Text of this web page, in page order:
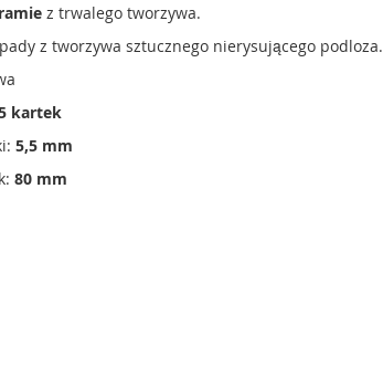
z trwalego tworzywa.
z tworzywa sztucznego nierysującego podloza.
kartek
5,5 mm
80 mm